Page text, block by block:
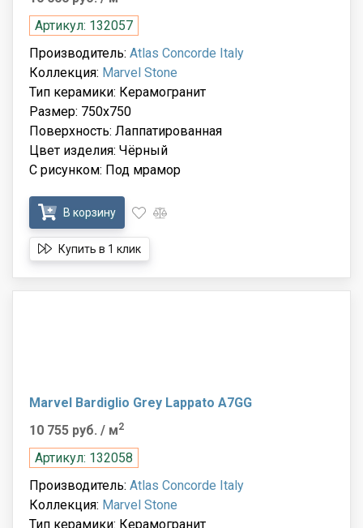
Артикул: 132057
Производитель: Atlas Concorde Italy
Коллекция: Marvel Stone
Тип керамики: Керамогранит
Размер: 750x750
Поверхность: Лаппатированная
Цвет изделия: Чёрный
С рисунком: Под мрамор
В корзину
Купить в 1 клик
Marvel Bardiglio Grey Lappato A7GG
10 755 руб. / м2
Артикул: 132058
Производитель: Atlas Concorde Italy
Коллекция: Marvel Stone
Тип керамики: Керамогранит